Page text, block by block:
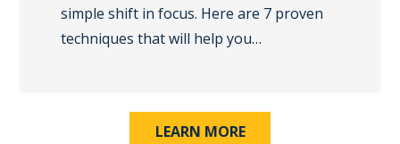
simple shift in focus. Here are 7 proven
techniques that will help you…
LEARN MORE